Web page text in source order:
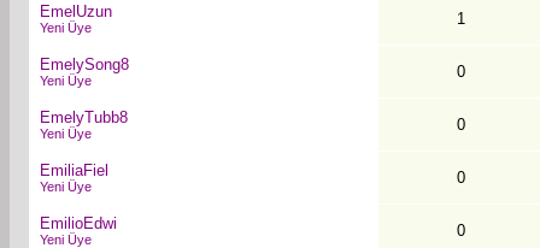
EmelUzun
Yeni Üye 1
EmelySong8
Yeni Üye 0
EmelyTubb8
Yeni Üye 0
EmiliaFiel
Yeni Üye 0
EmilioEdwi
Yeni Üye 0